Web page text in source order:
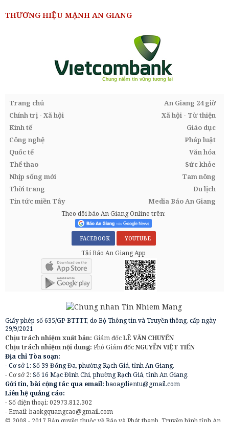
THƯƠNG HIỆU MẠNH AN GIANG
Trang chủ
An Giang 24 giờ
Chính trị - Xã hội
Xã hội - Từ thiện
Kinh tế
Giáo dục
Công nghệ
Pháp luật
Quốc tế
Văn hóa
Thể thao
Sức khỏe
Nhịp sống mới
Tam nông
Thời trang
Du lịch
Tin tức miền Tây
Media Báo An Giang
Theo dõi báo An Giang Online trên:
FACEBOOK YOUTUBE
Tải Báo An Giang App
Giấy phép số 635/GP-BTTTT, do Bộ Thông tin và Truyền thông, cấp ngày
29/9/2021
Chịu trách nhiệm xuất bản: Giám đốcLÊ VĂN CHUYỂN
Chịu trách nhiệm nội dung: Phó Giám đốcNGUYỄN VIỆT TIẾN
Địa chỉ Tòa soạn:
- Cơ sở 1: Số 39 Đống Đa, phường Rạch Giá, tỉnh An Giang.
- Cơ sở 2: Số 16 Mạc Đĩnh Chi, phường Rạch Giá, tỉnh An Giang.
Gửi tin, bài cộng tác qua email:baoagdientu@gmail.com
Liên hệ quảng cáo:
- Số điện thoại: 02973.812.302
- Email:baokgquangcao@gmail.com